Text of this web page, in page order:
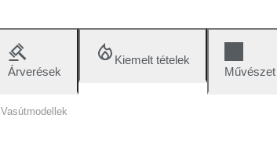
Árverések
Kiemelt tételek
Művészet
Vasútmodellek